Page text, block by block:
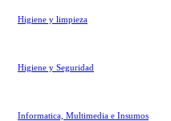
Higiene y limpieza
Higiene y Seguridad
Informatica, Multimedia e Insumos